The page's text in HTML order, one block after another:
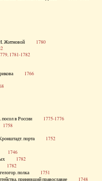
Житновой 1780
1781-1782
1766
посол в России 1775-1776
1758
Кронштадт. порта 1752
1746
1782
1782
полка 1751
принявший православие 1748